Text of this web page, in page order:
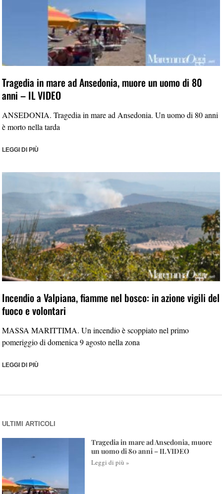
Tragedia in mare ad Ansedonia, muore un uomo di 80
anni – IL VIDEO
ANSEDONIA. Tragedia in mare ad Ansedonia. Un uomo di 80 anni
è morto nella tarda
LEGGI DI PIÙ
Incendio a Valpiana, fiamme nel bosco: in azione vigili del
fuoco e volontari
MASSA MARITTIMA. Un incendio è scoppiato nel primo
pomeriggio di domenica 9 agosto nella zona
LEGGI DI PIÙ
ULTIMI ARTICOLI
Tragedia in mare ad Ansedonia, muore
un uomo di 80 anni – IL VIDEO
Leggi di più »